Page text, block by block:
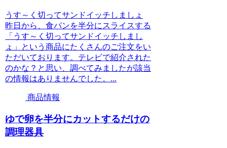
うす～く切ってサンドイッチしましょ
昨日から、食パンを半分にスライスする
「うす～く切ってサンドイッチしまし
ょ」という商品にたくさんのご注文をい
ただいております。テレビで紹介された
のかな？と思い、調べてみましたが該当
の情報はありませんでした。...
商品情報
ゆで卵を半分にカットするだけの
調理器具